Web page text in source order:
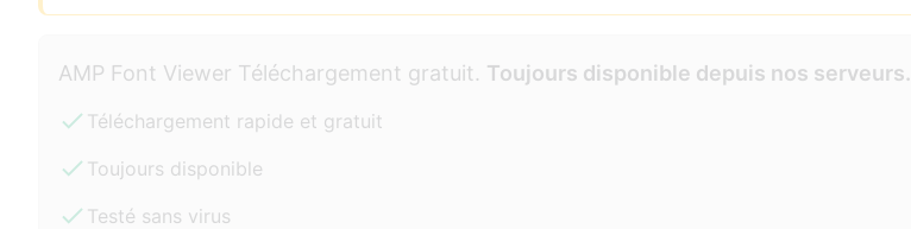
AMP Font Viewer Téléchargement gratuit. Toujours disponible depuis nos serveurs.
Téléchargement rapide et gratuit
Toujours disponible
Testé sans virus